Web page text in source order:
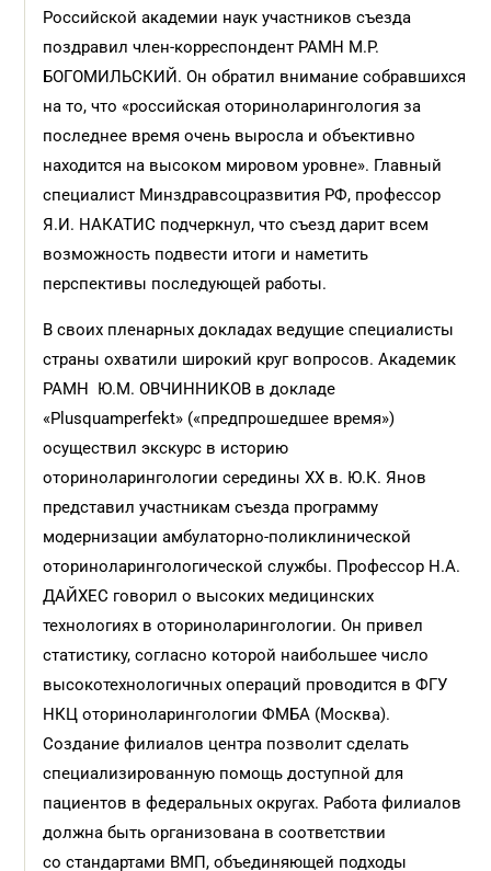
Российской академии наук участников съезда
поздравил член-корреспондент РАМН М.Р.
БОГОМИЛЬСКИЙ. Он обратил внимание собравшихся
на то, что «российская оториноларингология за
последнее время очень выросла и объективно
находится на высоком мировом уровне». Главный
специалист Минздравсоцразвития РФ, профессор
Я.И. НАКАТИС подчеркнул, что съезд дарит всем
возможность подвести итоги и наметить
перспективы последующей работы.
В своих пленарных докладах ведущие специалисты
страны охватили широкий круг вопросов. Академик
РАМН Ю.М. ОВЧИННИКОВ в докладе
«Plusquamperfekt» («предпрошедшее время»)
осуществил экскурс в историю
оториноларингологии середины XX в. Ю.К. Янов
представил участникам съезда программу
модернизации амбулаторно-поликлинической
оториноларингологической службы. Профессор Н.А.
ДАЙХЕС говорил о высоких медицинских
технологиях в оториноларингологии. Он привел
статистику, согласно которой наибольшее число
высокотехнологичных операций проводится в ФГУ
НКЦ оториноларингологии ФМБА (Москва).
Создание филиалов центра позволит сделать
специализированную помощь доступной для
пациентов в федеральных округах. Работа филиалов
должна быть организована в соответствии
со стандартами ВМП, объединяющей подходы